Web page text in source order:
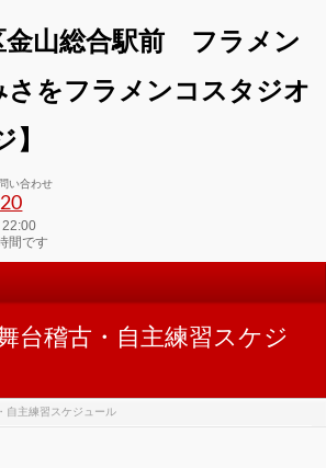
金山総合駅前 フラメン
さをフラメンコスタジオ
い合わせ
22:00
間です
台稽古・自主練習スケジ
自主練習スケジュール